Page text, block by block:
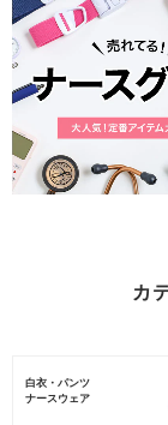
カ
白衣・パンツ
ナースウェア